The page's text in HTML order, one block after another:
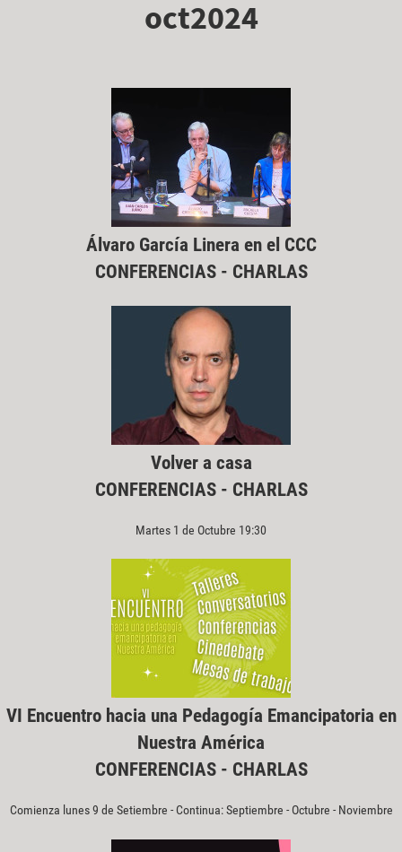
oct2024
Álvaro García Linera en el CCC
CONFERENCIAS - CHARLAS
Volver a casa
CONFERENCIAS - CHARLAS
Martes 1 de Octubre 19:30
VI Encuentro hacia una Pedagogía Emancipatoria en
Nuestra América
CONFERENCIAS - CHARLAS
Comienza lunes 9 de Setiembre - Continua: Septiembre - Octubre - Noviembre